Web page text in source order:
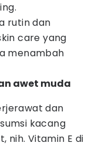
rutin dan
care yang
menambah
awet muda
dan
kacang
nih. Vitamin E di